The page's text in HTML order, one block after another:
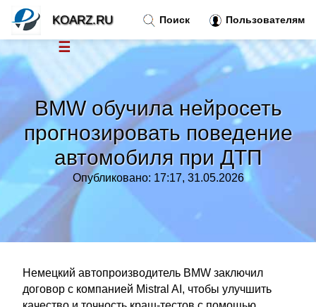
BMW обучила нейросеть
прогнозировать поведение
автомобиля при ДТП
Опубликовано: 17:17, 31.05.2026
Немецкий автопроизводитель BMW заключил
договор с компанией Mistral AI, чтобы улучшить
Поиск Пользователям
KOARZ.RU
☰
Новости
Тренды новостей»
Рубрики»
Правила »
Контакт»